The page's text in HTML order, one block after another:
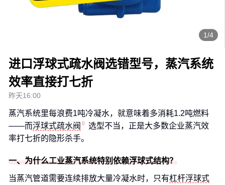
1/4
进口浮球式疏水阀选错型号，蒸汽系统
效率直接打七折
昨天16:00
蒸汽系统里每浪费1吨冷凝水，就意味着多消耗1.2吨燃料
——而浮球式疏水阀
选型不当，正是大多数企业蒸汽效
率打七折的隐形杀手。
一、为什么工业蒸汽系统特别依赖浮球式结构？
当蒸汽管道需要连续排放大量冷凝水时，只有杠杆浮球式